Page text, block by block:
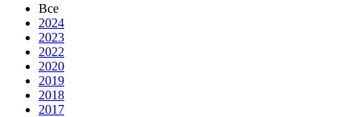
Все
2024
2023
2022
2020
2019
2018
2017